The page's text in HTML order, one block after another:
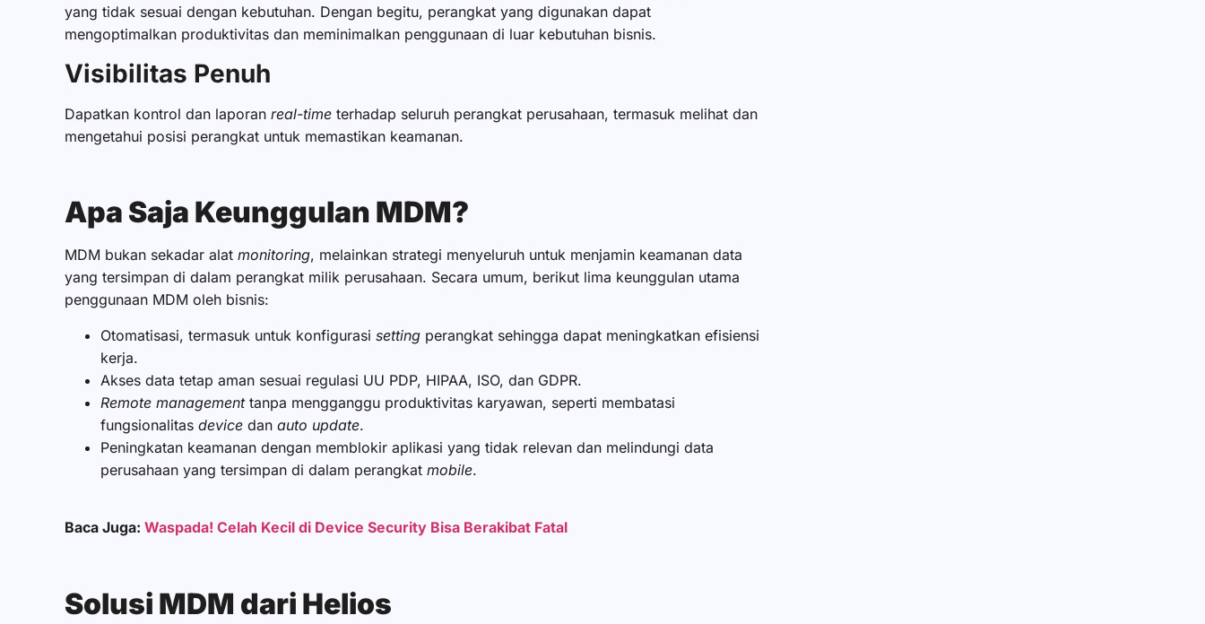
yang tidak sesuai dengan kebutuhan. Dengan begitu, perangkat yang digunakan dapat
mengoptimalkan produktivitas dan meminimalkan penggunaan di luar kebutuhan bisnis.
Visibilitas Penuh
Dapatkan kontrol dan laporan real-time terhadap seluruh perangkat perusahaan, termasuk melihat dan
mengetahui posisi perangkat untuk memastikan keamanan.
Apa Saja Keunggulan MDM?
MDM bukan sekadar alat monitoring, melainkan strategi menyeluruh untuk menjamin keamanan data
yang tersimpan di dalam perangkat milik perusahaan. Secara umum, berikut lima keunggulan utama
penggunaan MDM oleh bisnis:
Otomatisasi, termasuk untuk konfigurasi setting perangkat sehingga dapat meningkatkan efisiensi
kerja.
Akses data tetap aman sesuai regulasi UU PDP, HIPAA, ISO, dan GDPR.
Remote management tanpa mengganggu produktivitas karyawan, seperti membatasi
fungsionalitas device dan auto update.
Peningkatan keamanan dengan memblokir aplikasi yang tidak relevan dan melindungi data
perusahaan yang tersimpan di dalam perangkat mobile.
Baca Juga: Waspada! Celah Kecil di Device Security Bisa Berakibat Fatal
Solusi MDM dari Helios